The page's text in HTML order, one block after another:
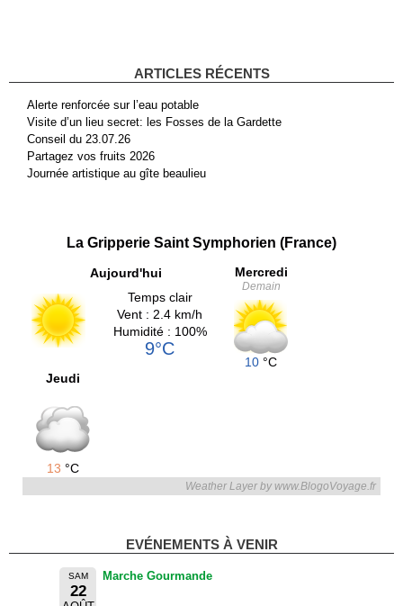
ARTICLES RÉCENTS
Alerte renforcée sur l’eau potable
Visite d’un lieu secret: les Fosses de la Gardette
Conseil du 23.07.26
Partagez vos fruits 2026
Journée artistique au gîte beaulieu
La Gripperie Saint Symphorien (France)
Aujourd'hui
Temps clair
Vent : 2.4 km/h
Humidité : 100%
9°C
Mercredi
Demain
10 °C
Jeudi
13 °C
Weather Layer by www.BlogoVoyage.fr
EVÉNEMENTS À VENIR
SAM
22
Marche Gourmande